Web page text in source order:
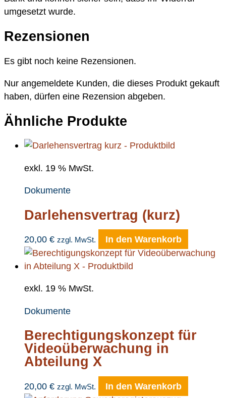
umgesetzt wurde.
Rezensionen
Es gibt noch keine Rezensionen.
Nur angemeldete Kunden, die dieses Produkt gekauft
haben, dürfen eine Rezension abgeben.
Ähnliche Produkte
exkl. 19 % MwSt.
Dokumente
Darlehensvertrag (kurz)
20,00 € zzgl. MwSt. In den Warenkorb
exkl. 19 % MwSt.
Dokumente
Berechtigungskonzept für
Videoüberwachung in
Abteilung X
20,00 € zzgl. MwSt. In den Warenkorb